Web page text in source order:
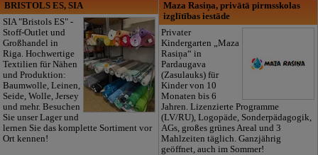
BRISTOLS ES, SIA
SIA "Bristols ES" -
Stoff-Outlet und
Großhandel in
Riga. Hochwertige
Textilien für Nähen
und Produktion:
Baumwolle, Leinen,
Seide, Wolle, Jersey
und mehr. Besuchen
Sie unser Lager und
lernen Sie das komplette Sortiment vor
Ort kennen!
Maza Rasiņa, privātā pirmsskolas
izglītības iestāde
Privater
Kindergarten „Maza
Rasiņa“ in
Pardaugava
(Zasulauks) für
Kinder von 10
Monaten bis 6
Jahren. Lizenzierte Programme
(LV/RU), Logopäde, Sonderpädagogik,
AGs, großes grünes Areal und 3
Mahlzeiten täglich. Ganzjährig
geöffnet, auch im Sommer!